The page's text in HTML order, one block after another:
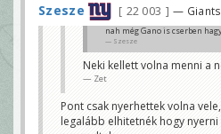
Szesze 22 003 —
nah még Gano is cserben
Szesze
Neki kellett volna menni a
Zet
Pont csak nyerhettek volna
legalább elhitetnék hogy nyerni